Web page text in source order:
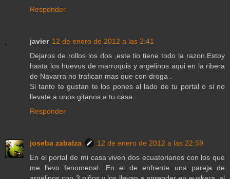
Responder
javier 12 de enero de 2012 a las 2:41
Dejaros de rollos los dos ,este tio tiene todo la razon.Estoy
hasta los huevos de marroquis y argelinos aqui en la ribera
de Navarra no trafican mas que con droga .
Si tanto te gustan te los pones al lado de tu portal o si no
llevate a unos gitanos a tu casa.
Responder
joseba zabalza
12 de enero de 2012 a las 22:59
En el portal de mi casa viven dos ecuatorianos con los que
me llevo fenomenal. En el de enfrente una pareja de